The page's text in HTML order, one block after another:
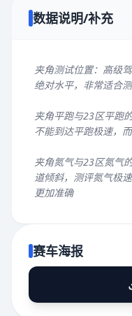
数据说明/补充
夹角测试位置：高级
绝对水平，非常适合
夹角平跑与23区平跑
不能到达平跑极速，
夹角氮气与23区氮气
道倾斜，测评氮气极
更加准确
赛车海报